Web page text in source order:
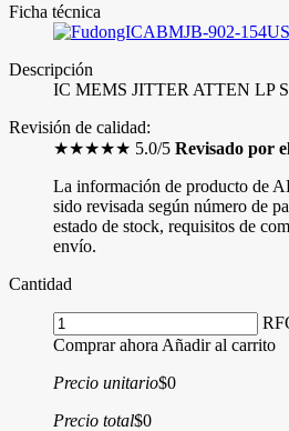
Ficha técnica
ABMJB-902-
Descripción
IC MEMS JITTER ATTEN LP
Revisión de calidad:
★★★★★ 5.0/5 Revisado por
La información de producto de
sido revisada según número de
estado de stock, requisitos de
envío.
Cantidad
Comprar ahora Añadir al carrito
Precio unitario$0
Precio total$0